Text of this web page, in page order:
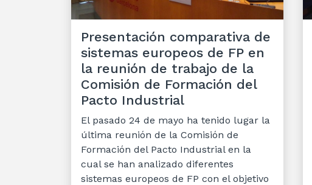
Presentación comparativa de
sistemas europeos de FP en
la reunión de trabajo de la
Comisión de Formación del
Pacto Industrial
El pasado 24 de mayo ha tenido lugar la
última reunión de la Comisión de
Formación del Pacto Industrial en la
cual se han analizado diferentes
sistemas europeos de FP con el objetivo